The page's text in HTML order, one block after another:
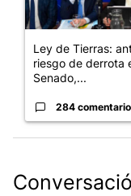
Ley de Tierras:
riesgo de derrota
Senado,...
284